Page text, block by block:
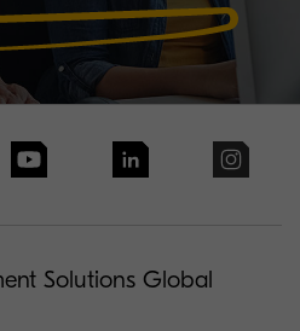
Solutions Global